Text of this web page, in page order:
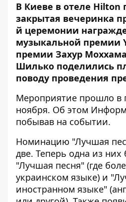
В Киеве в отеле Hilton
закрытая вечеринка
й церемонии
музыкальной премии
премии Захур
Шилько поделились
поводу проведения
Мероприятие прошло в
ноября. Об этом
побывав на событии.
Номинацию "Лучшая
две. Теперь одна из них
"Лучшая песня" (где
украинском языке) и
иностранном языке"